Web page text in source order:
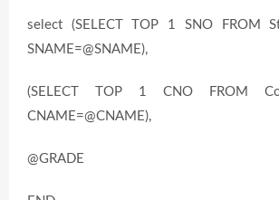
select (SELECT TOP 1 SNO FROM
SNAME=@SNAME),
(SELECT TOP 1 CNO FROM
CNAME=@CNAME),
@GRADE